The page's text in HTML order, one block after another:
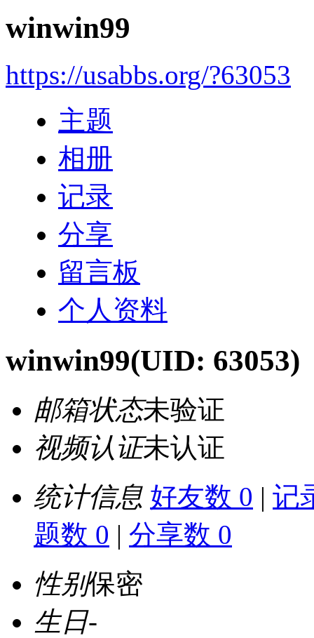
winwin99
https://usabbs.org/?63053
主题
相册
记录
分享
留言板
个人资料
winwin99(UID: 63053)
邮箱状态未验证
视频认证未认证
统计信息 好友数 0 | 记
题数 0 | 分享数 0
性别保密
生日-